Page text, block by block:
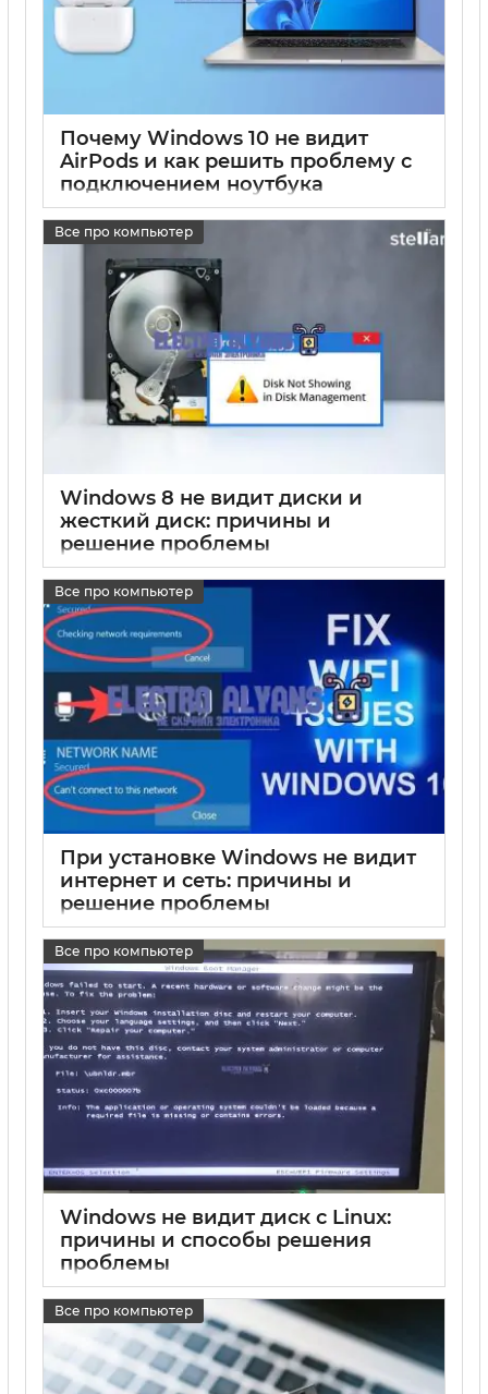
Почему Windows 10 не видит
AirPods и как решить проблему с
подключением ноутбука
17 05 2025 0
Все про компьютер
Windows 8 не видит диски и
жесткий диск: причины и
решение проблемы
17 05 2025 0
Все про компьютер
При установке Windows не видит
интернет и сеть: причины и
решение проблемы
17 05 2025 0
Все про компьютер
Windows не видит диск с Linux:
причины и способы решения
проблемы
17 05 2025 0
Все про компьютер